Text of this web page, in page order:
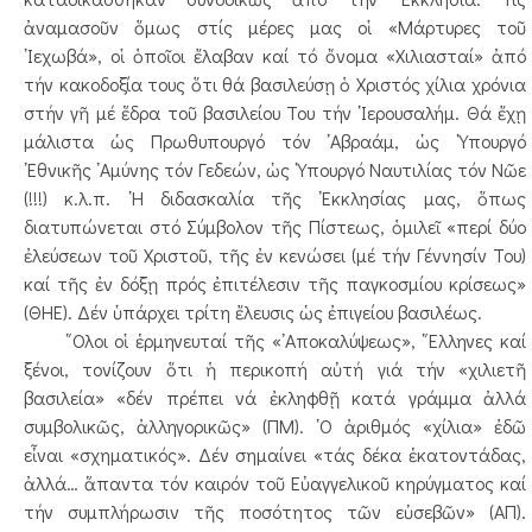
ἀναμασοῦν ὅμως στίς μέρες μας οἱ «Μάρτυρες τοῦ
᾿Ιεχωβά», οἱ ὁποῖοι ἔλαβαν καί τό ὄνομα «Χιλιασταί» ἀπό
τήν κακοδοξία τους ὅτι θά βασιλεύσῃ ὁ Χριστός χίλια χρόνια
στήν γῆ μέ ἕδρα τοῦ βασιλείου Του τήν ῾Ιερουσαλήμ. Θά ἔχῃ
μάλιστα ὡς Πρωθυπουργό τόν ᾿Αβραάμ, ὡς ῾Υπουργό
᾿Εθνικῆς ᾿Αμύνης τόν Γεδεών, ὡς ῾Υπουργό Ναυτιλίας τόν Νῶε
(!!!) κ.λ.π. ῾Η διδασκαλία τῆς ᾿Εκκλησίας μας, ὅπως
διατυπώνεται στό Σύμβολον τῆς Πίστεως, ὁμιλεῖ «περί δύο
ἐλεύσεων τοῦ Χριστοῦ, τῆς ἐν κενώσει (μέ τήν Γέννησίν Του)
καί τῆς ἐν δόξῃ πρός ἐπιτέλεσιν τῆς παγκοσμίου κρίσεως»
(ΘΗΕ). Δέν ὑπάρχει τρίτη ἔλευσις ὡς ἐπιγείου βασιλέως.
῞Ολοι οἱ ἑρμηνευταί τῆς «᾿Αποκαλύψεως», ῞Ελληνες καί
ξένοι, τονίζουν ὅτι ἡ περικοπή αὐτή γιά τήν «χιλιετῆ
βασιλεία» «δέν πρέπει νά ἐκληφθῇ κατά γράμμα ἀλλά
συμβολικῶς, ἀλληγορικῶς» (ΠΜ). ῾Ο ἀριθμός «χίλια» ἐδῶ
εἶναι «σχηματικός». Δέν σημαίνει «τάς δέκα ἑκατοντάδας,
ἀλλά… ἅπαντα τόν καιρόν τοῦ Εὐαγγελικοῦ κηρύγματος καί
τήν συμπλήρωσιν τῆς ποσότητος τῶν εὐσεβῶν» (ΑΠ).